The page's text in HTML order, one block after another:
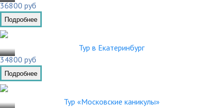
36800 руб
Подробнее
Тур в Екатеринбург
34800 руб
Подробнее
Тур «Московские каникулы»